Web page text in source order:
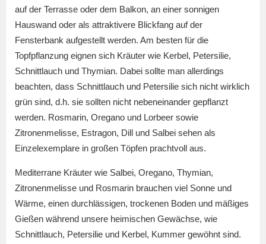
auf der Terrasse oder dem Balkon, an einer sonnigen
Hauswand oder als attraktivere Blickfang auf der
Fensterbank aufgestellt werden. Am besten für die
Topfpflanzung eignen sich Kräuter wie Kerbel, Petersilie,
Schnittlauch und Thymian. Dabei sollte man allerdings
beachten, dass Schnittlauch und Petersilie sich nicht wirklich
grün sind, d.h. sie sollten nicht nebeneinander gepflanzt
werden. Rosmarin, Oregano und Lorbeer sowie
Zitronenmelisse, Estragon, Dill und Salbei sehen als
Einzelexemplare in großen Töpfen prachtvoll aus.
Mediterrane Kräuter wie Salbei, Oregano, Thymian,
Zitronenmelisse und Rosmarin brauchen viel Sonne und
Wärme, einen durchlässigen, trockenen Boden und mäßiges
Gießen während unsere heimischen Gewächse, wie
Schnittlauch, Petersilie und Kerbel, Kummer gewöhnt sind.